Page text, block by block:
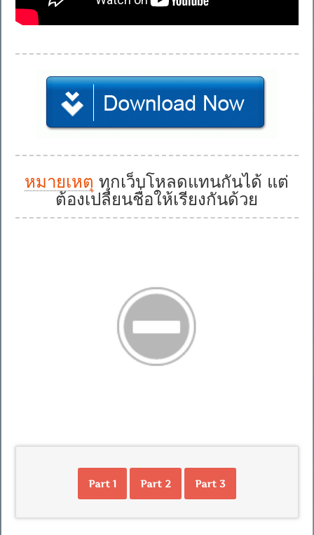
หมายเหตุ ทุกเว็บโหลดแทนกันได้ แต่
ต้องเปลี่ยนชื่อให้เรียงกันด้วย
Part 1 Part 2 Part 3